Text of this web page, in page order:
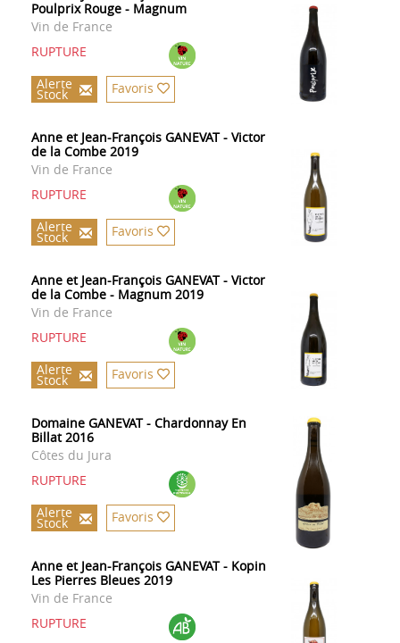
Poulprix Rouge - Magnum
Vin de France
RUPTURE
Alerte
Stock Favoris
Anne et Jean-François GANEVAT - Victor
de la Combe 2019
Vin de France
RUPTURE
Alerte
Stock Favoris
Anne et Jean-François GANEVAT - Victor
de la Combe - Magnum 2019
Vin de France
RUPTURE
Alerte
Stock Favoris
Domaine GANEVAT - Chardonnay En
Billat 2016
Côtes du Jura
RUPTURE
Alerte
Stock Favoris
Anne et Jean-François GANEVAT - Kopin
Les Pierres Bleues 2019
Vin de France
RUPTURE